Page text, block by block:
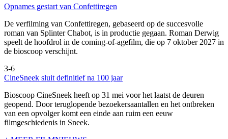
Opnames gestart van Confettiregen
De verfilming van Confettiregen, gebaseerd op de succesvolle
roman van Splinter Chabot, is in productie gegaan. Roman Derwig
speelt de hoofdrol in de coming-of-agefilm, die op 7 oktober 2027 in
de bioscoop verschijnt.
3-6
CineSneek sluit definitief na 100 jaar
Bioscoop CineSneek heeft op 31 mei voor het laatst de deuren
geopend. Door teruglopende bezoekersaantallen en het ontbreken
van een opvolger komt een einde aan ruim een eeuw
filmgeschiedenis in Sneek.